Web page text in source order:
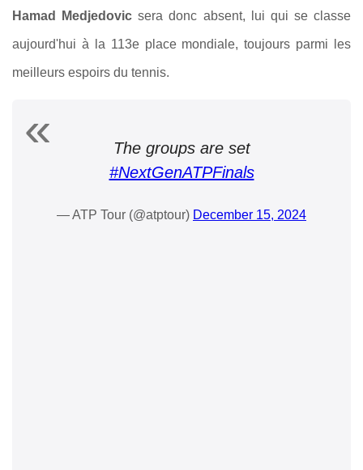
Hamad Medjedovic sera donc absent, lui qui se classe
aujourd'hui à la 113e place mondiale, toujours parmi les
meilleurs espoirs du tennis.
The groups are set
#NextGenATPFinals
— ATP Tour (@atptour) December 15, 2024